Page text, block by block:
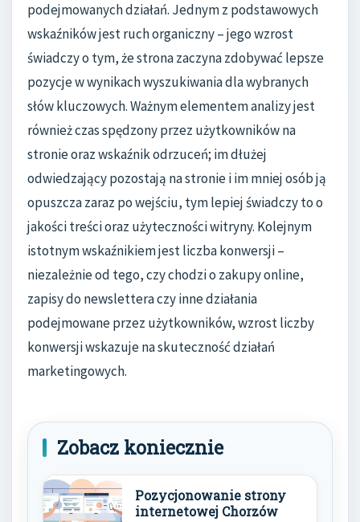
podejmowanych działań. Jednym z podstawowych
wskaźników jest ruch organiczny – jego wzrost
świadczy o tym, że strona zaczyna zdobywać lepsze
pozycje w wynikach wyszukiwania dla wybranych
słów kluczowych. Ważnym elementem analizy jest
również czas spędzony przez użytkowników na
stronie oraz wskaźnik odrzuceń; im dłużej
odwiedzający pozostają na stronie i im mniej osób ją
opuszcza zaraz po wejściu, tym lepiej świadczy to o
jakości treści oraz użyteczności witryny. Kolejnym
istotnym wskaźnikiem jest liczba konwersji –
niezależnie od tego, czy chodzi o zakupy online,
zapisy do newslettera czy inne działania
podejmowane przez użytkowników, wzrost liczby
konwersji wskazuje na skuteczność działań
marketingowych.
Zobacz koniecznie
Pozycjonowanie strony
internetowej Chorzów